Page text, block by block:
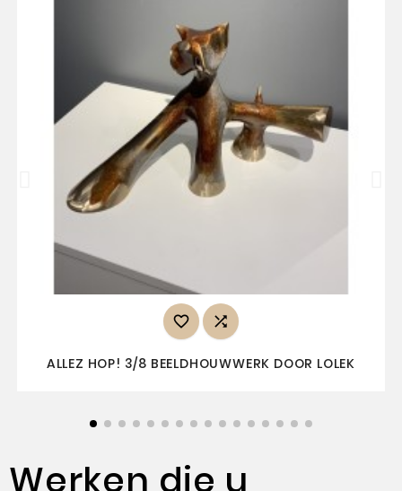
 
ALLEZ HOP! 3/8 BEELDHOUWWERK DOOR LOLEK
Werken die u